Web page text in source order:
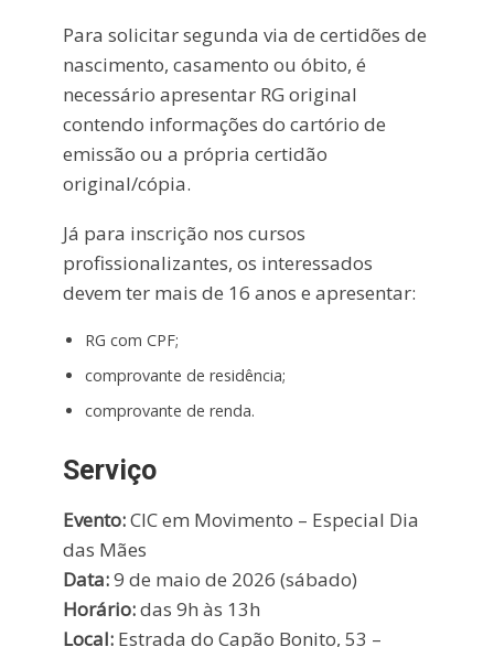
Para solicitar segunda via de certidões de
nascimento, casamento ou óbito, é
necessário apresentar RG original
contendo informações do cartório de
emissão ou a própria certidão
original/cópia.
Já para inscrição nos cursos
profissionalizantes, os interessados
devem ter mais de 16 anos e apresentar:
RG com CPF;
comprovante de residência;
comprovante de renda.
Serviço
Evento:CIC em Movimento – Especial Dia
das Mães
Data:9 de maio de 2026 (sábado)
Horário:das 9h às 13h
Local:Estrada do Capão Bonito, 53 –